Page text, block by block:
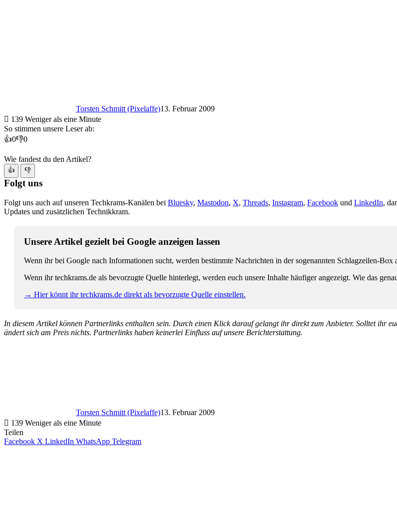
Torsten Schmitt (Pixelaffe)13. Februar 2009
139 Weniger als eine Minute
So stimmen unsere Leser ab:
👍0👎0
Wie fandest du den Artikel?
👍 👎
Folgt uns
Folgt uns auch auf unseren Techkrams-Kanälen bei Bluesky, Mastodon, X, Threads, Instagram, Facebook und LinkedIn,
Updates und zusätzlichen Technikkram.
Unsere Artikel gezielt bei Google anzeigen lassen
Wenn ihr bei Google nach Informationen sucht, werden bestimmte Nachrichten in der sogenannten Schlagzeilen-
Wenn ihr techkrams.de als bevorzugte Quelle hinterlegt, werden euch unsere Inhalte häufiger angezeigt. Wie das
→ Hier könnt ihr techkrams.de direkt als bevorzugte Quelle einstellen.
In diesem Artikel können Partnerlinks enthalten sein. Durch einen Klick darauf gelangt ihr direkt zum Anbieter. Solltet ihr
ändert sich am Preis nichts. Partnerlinks haben keinerlei Einfluss auf unsere Berichterstattung.
Torsten Schmitt (Pixelaffe)13. Februar 2009
139 Weniger als eine Minute
Teilen
Facebook X LinkedIn WhatsApp Telegram